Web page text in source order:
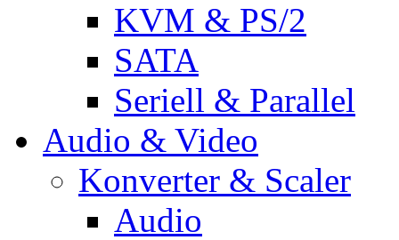
KVM & PS/2
SATA
Seriell & Parallel
Audio & Video
Konverter & Scaler
Audio